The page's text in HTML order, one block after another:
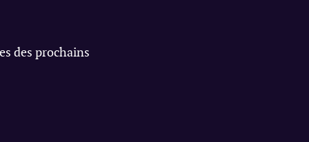
des prochains